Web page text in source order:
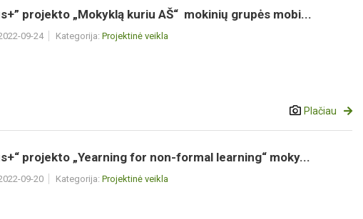
projekto „Mokyklą kuriu AŠ“ mokinių grupės mobi...
09-24 Kategorija: Projektinė veikla
Plačiau
projekto „Yearning for non-formal learning“ moky...
09-20 Kategorija: Projektinė veikla